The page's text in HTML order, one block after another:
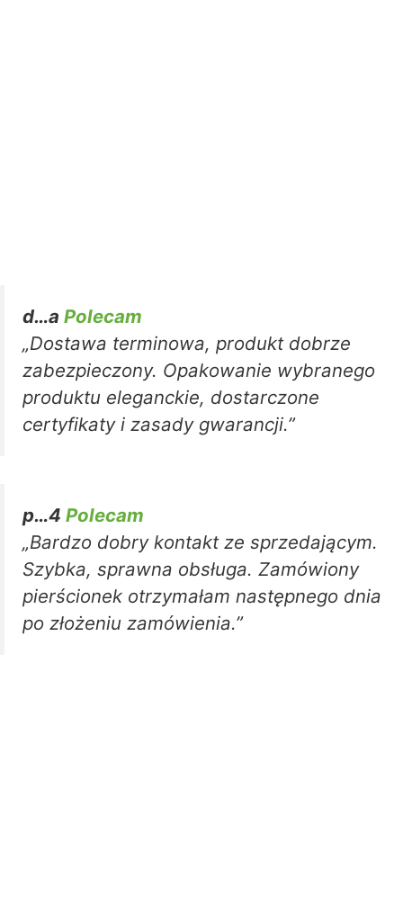
d…a Polecam
„Dostawa terminowa, produkt dobrze
zabezpieczony. Opakowanie wybranego
produktu eleganckie, dostarczone
certyfikaty i zasady gwarancji.”
p…4 Polecam
„Bardzo dobry kontakt ze sprzedającym.
Szybka, sprawna obsługa. Zamówiony
pierścionek otrzymałam następnego dnia
po złożeniu zamówienia.”